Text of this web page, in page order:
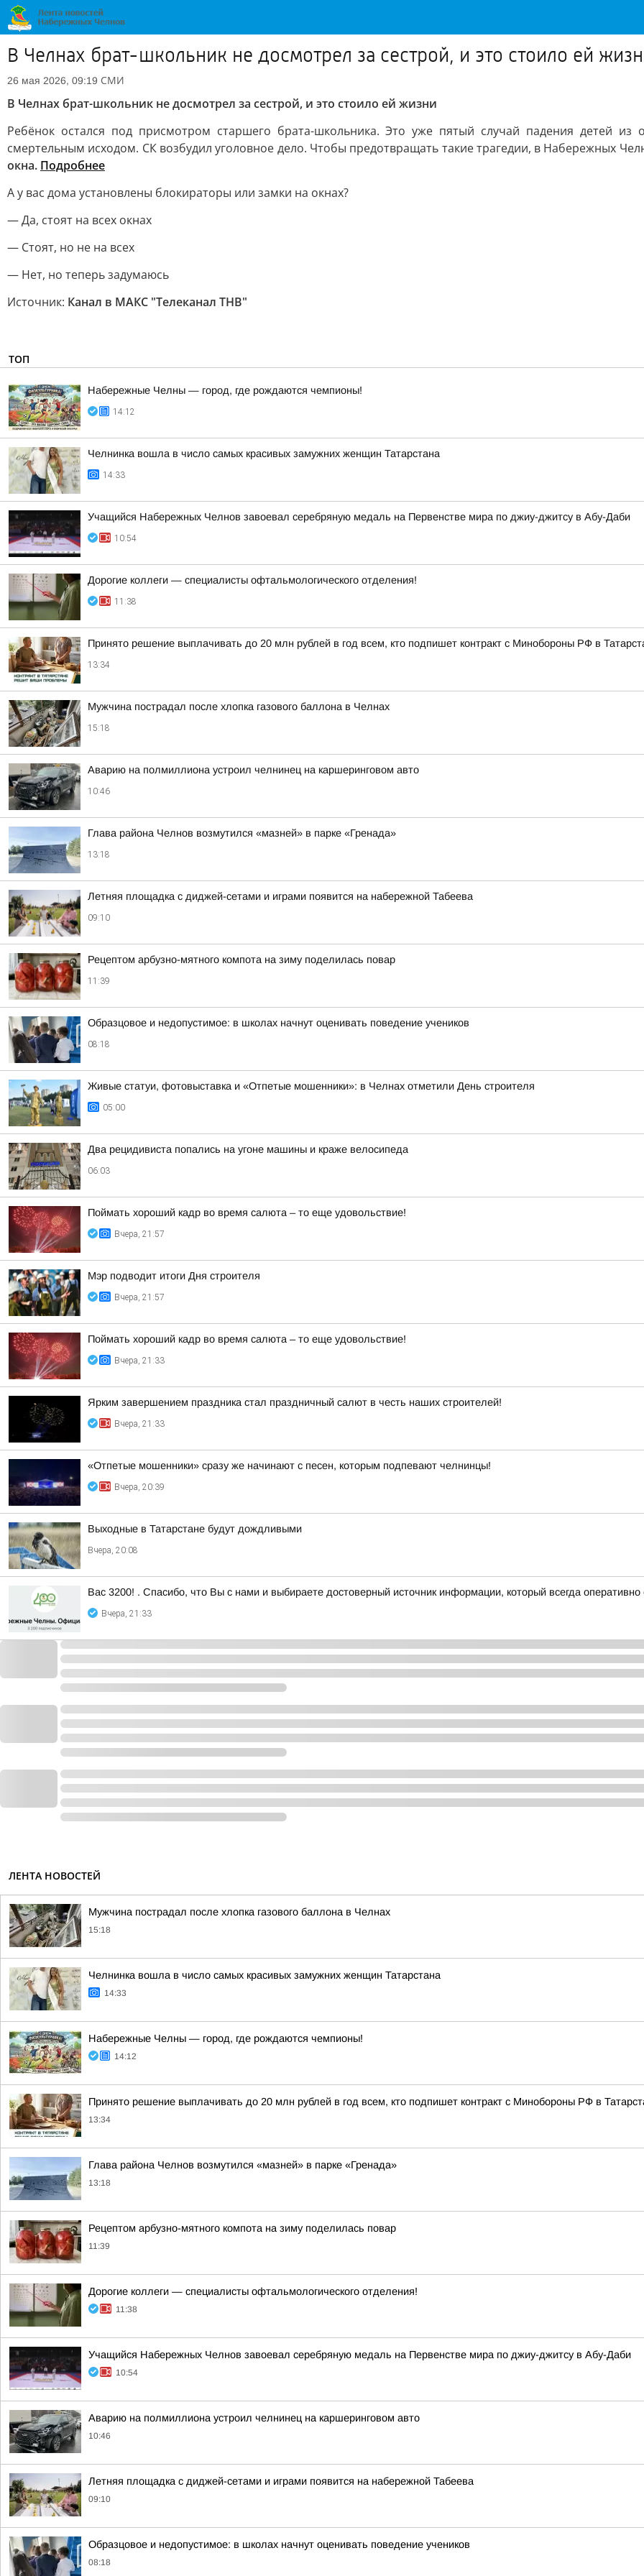
В Челнах брат-школьник не досмотрел за сестрой, и это стоило ей
26 мая 2026, 09:19 СМИ
В Челнах брат-школьник не досмотрел за сестрой, и это стоило ей жизни
Ребёнок остался под присмотром старшего брата-школьника. Это уже пятый случай падения детей
смертельным исходом. СК возбудил уголовное дело. Чтобы предотвращать такие трагедии, в Набережных
окна. Подробнее
А у вас дома установлены блокираторы или замки на окнах?
— Да, стоят на всех окнах
— Стоят, но не на всех
— Нет, но теперь задумаюсь
Источник: Канал в МАКС "Телеканал ТНВ"
ТОП
Набережные Челны — город, где рождаются чемпионы!
14:12
Челнинка вошла в число самых красивых замужних женщин Татарстана
14:33
Учащийся Набережных Челнов завоевал серебряную медаль на Первенстве мира по джиу-джитсу в Абу-Даби
10:54
Дорогие коллеги — специалисты офтальмологического отделения!
11:38
Принято решение выплачивать до 20 млн рублей в год всем, кто подпишет контракт с Минобороны РФ в
13:34
Мужчина пострадал после хлопка газового баллона в Челнах
15:18
Аварию на полмиллиона устроил челнинец на каршеринговом авто
10:46
Глава района Челнов возмутился «мазней» в парке «Гренада»
13:18
Летняя площадка с диджей-сетами и играми появится на набережной Табеева
09:10
Рецептом арбузно-мятного компота на зиму поделилась повар
11:39
Образцовое и недопустимое: в школах начнут оценивать поведение учеников
08:18
Живые статуи, фотовыставка и «Отпетые мошенники»: в Челнах отметили День строителя
05:00
Два рецидивиста попались на угоне машины и краже велосипеда
06:03
Поймать хороший кадр во время салюта – то еще удовольствие!
Вчера, 21:57
Мэр подводит итоги Дня строителя
Вчера, 21:57
Поймать хороший кадр во время салюта – то еще удовольствие!
Вчера, 21:33
Ярким завершением праздника стал праздничный салют в честь наших строителей!
Вчера, 21:33
«Отпетые мошенники» сразу же начинают с песен, которым подпевают челнинцы!
Вчера, 20:39
Выходные в Татарстане будут дождливыми
Вчера, 20:08
Вас 3200! . Спасибо, что Вы с нами и выбираете достоверный источник информации, который всегда оперативно
Вчера, 21:33
ЛЕНТА НОВОСТЕЙ
Мужчина пострадал после хлопка газового баллона в Челнах
15:18
Челнинка вошла в число самых красивых замужних женщин Татарстана
14:33
Набережные Челны — город, где рождаются чемпионы!
14:12
Принято решение выплачивать до 20 млн рублей в год всем, кто подпишет контракт с Минобороны РФ в
13:34
Глава района Челнов возмутился «мазней» в парке «Гренада»
13:18
Рецептом арбузно-мятного компота на зиму поделилась повар
11:39
Дорогие коллеги — специалисты офтальмологического отделения!
11:38
Учащийся Набережных Челнов завоевал серебряную медаль на Первенстве мира по джиу-джитсу в Абу-Даби
10:54
Аварию на полмиллиона устроил челнинец на каршеринговом авто
10:46
Летняя площадка с диджей-сетами и играми появится на набережной Табеева
09:10
Образцовое и недопустимое: в школах начнут оценивать поведение учеников
08:18